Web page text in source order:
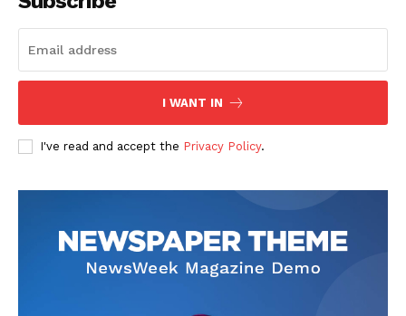
I WANT IN
I've read and accept the Privacy Policy.